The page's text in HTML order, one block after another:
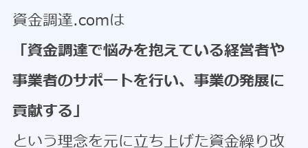
資金調達.comは
「資金調達で悩みを抱えている経営者や
事業者のサポートを行い、事業の発展に
貢献する」
という理念を元に立ち上げた資金繰り改